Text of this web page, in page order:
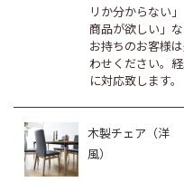
リか分からない
商品が欲しい」
お持ちのお客様
わせください。
に対応致します。
木製チェア（洋
風）